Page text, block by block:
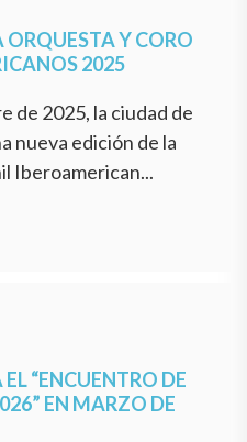
Y CORO
2025
de 2025, la ciudad de
nueva edición de la
Iberoamerican...
“ENCUENTRO DE
EN MARZO DE